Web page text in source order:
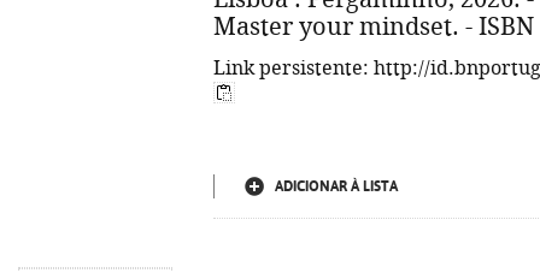
Master your mindset. - ISBN
Link persistente: http://
ADICIONAR À LISTA